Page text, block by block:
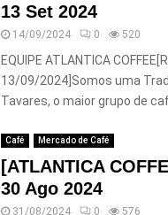
13 Set 2024
14/09/2024 0 520
EQUIPE ATLANTICA
13/09/2024]Somos uma
Tavares, o maior grupo de
Café Mercado de Café
[ATLANTICA
30 Ago 2024
31/08/2024 0 576